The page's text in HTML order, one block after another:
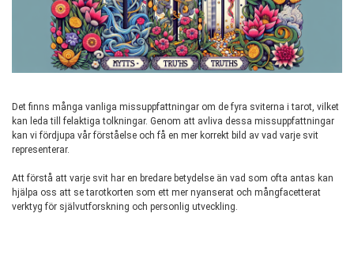
Det finns många vanliga missuppfattningar om de fyra sviterna i tarot, vilket
kan leda till felaktiga tolkningar. Genom att avliva dessa missuppfattningar
kan vi fördjupa vår förståelse och få en mer korrekt bild av vad varje svit
representerar.
Att förstå att varje svit har en bredare betydelse än vad som ofta antas kan
hjälpa oss att se tarotkorten som ett mer nyanserat och mångfacetterat
verktyg för självutforskning och personlig utveckling.